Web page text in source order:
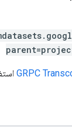
GRPC